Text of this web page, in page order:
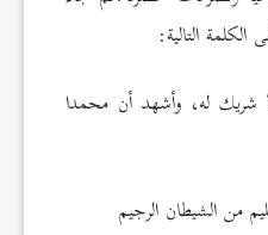
التالية:
شريك له، وأشهد أن محمدا
من الشيطان الرجيم